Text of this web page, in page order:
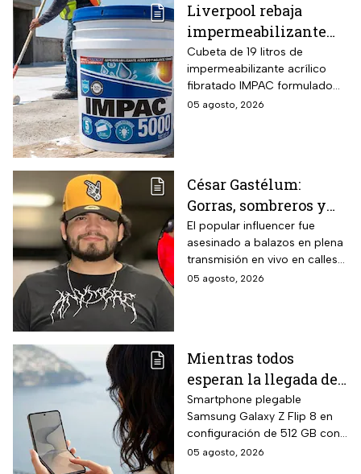
Liverpool rebaja
impermeabilizante
fibratado IMPAC de 19
litros y secado rápido
de 4-6 horas con hasta
13 MSI
Cubeta de 19 litros de
impermeabilizante acrílico
fibratado IMPAC formulado
con base agua, resinas
lámina galvanizada,
fibrocemento y ladrillos,
además de fórmula libre de
asbesto y no inflamable.
05 agosto, 2026
César Gastélum:
Gorras, sombreros y
las letras MZ, las
pistas que investigan
tras el asesinato del
influencer
El popular influencer fue
asesinado a balazos en plena
transmisión en vivo en calles
de Culiacán, Sinaloa.
05 agosto, 2026
Mientras todos
esperan la llegada del
nuevo celular
Samsung Z Flip8 de
512GB, Liverpool
rebaja el valor de la
Smartphone plegable
Samsung Galaxy Z Flip 8 en
configuración de 512 GB con
pantalla principal Dynamic
05 agosto, 2026